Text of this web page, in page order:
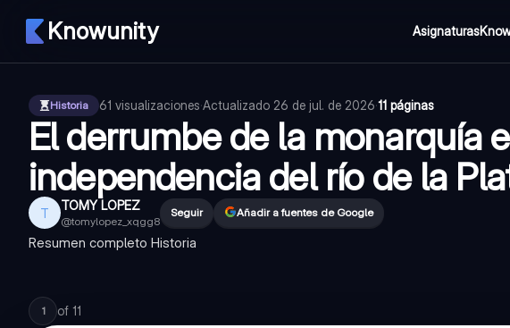
Knowunity Asignaturas
Historia 61 visualizaciones·Actualizado 26 de jul. de 2026·11 páginas
El derrumbe de la monarquía
independencia del río de la
T TOMY LOPEZ
@tomylopez_xqgg8
Seguir Añadir a fuentes de Google
Resumen completo Historia
1 of 11